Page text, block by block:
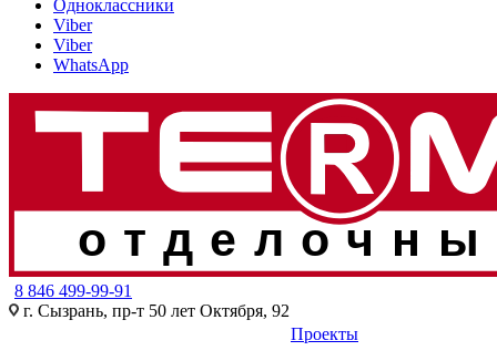
Одноклассники
Viber
Viber
WhatsApp
8 846 499-99-91
г. Сызрань, пр-т 50 лет Октября, 92
Проекты